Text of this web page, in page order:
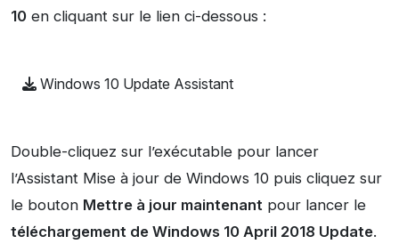
10 en cliquant sur le lien ci-dessous :
Windows 10 Update Assistant
Double-cliquez sur l’exécutable pour lancer
l’Assistant Mise à jour de Windows 10 puis cliquez sur
le bouton Mettre à jour maintenant pour lancer le
téléchargement de Windows 10 April 2018 Update.